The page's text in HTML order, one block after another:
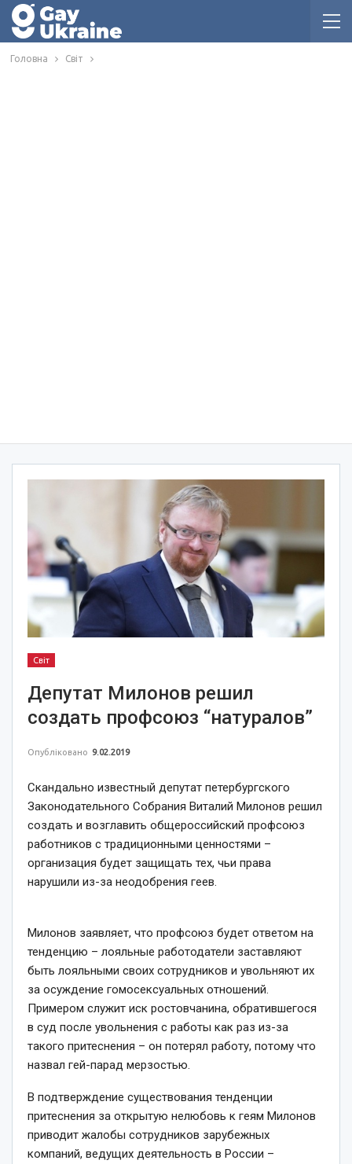
Головна Світ
Світ
Депутат Милонов решил
создать профсоюз “натуралов”
Опубліковано 9.02.2019
Скандально известный депутат петербургского
Законодательного Собрания Виталий Милонов решил
создать и возглавить общероссийский профсоюз
работников с традиционными ценностями –
организация будет защищать тех, чьи права
нарушили из-за неодобрения геев.
Милонов заявляет, что профсоюз будет ответом на
тенденцию – лояльные работодатели заставляют
быть лояльными своих сотрудников и увольняют их
за осуждение гомосексуальных отношений.
Примером служит иск ростовчанина, обратившегося
в суд после увольнения с работы как раз из-за
такого притеснения – он потерял работу, потому что
назвал гей-парад мерзостью.
В подтверждение существования тенденции
притеснения за открытую нелюбовь к геям Милонов
приводит жалобы сотрудников зарубежных
компаний, ведущих деятельность в России –